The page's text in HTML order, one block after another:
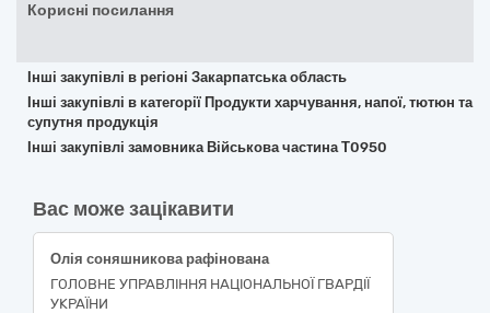
Корисні посилання
Інші закупівлі в регіоні Закарпатська область
Інші закупівлі в категорії Продукти харчування, напої, тютюн та
супутня продукція
Інші закупівлі замовника Військова частина Т0950
Вас може зацікавити
Олія соняшникова рафінована
ГОЛОВНЕ УПРАВЛІННЯ НАЦІОНАЛЬНОЇ ГВАРДІЇ
УКРАЇНИ